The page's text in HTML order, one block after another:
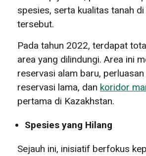
spesies, serta kualitas tanah
tersebut.
Pada tahun 2022, terdapat
area yang dilindungi. Area ini
reservasi alam baru, perluasan
reservasi lama, dan koridor
pertama di Kazakhstan.
Spesies yang Hilang
Sejauh ini, inisiatif berfokus